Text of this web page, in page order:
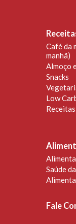
Café da
manhã)
Almoço
Snacks
Low
Saúde
Fale